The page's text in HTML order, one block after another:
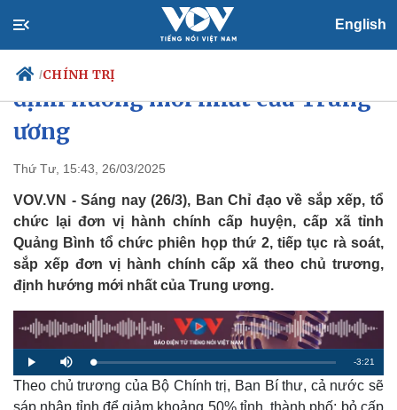
English
/CHÍNH TRỊ
Chính trị
Tổ chức nhân sự
Quốc hội
Nhận diện sự thật
Tin 24h
Dự báo thời tiết
Giáo dục
Dấu ấn VOV
Việc làm
Biển đảo
Quảng Bình: Sắp xếp xã theo
định hướng mới nhất của Trung
ương
Thứ Tư, 15:43, 26/03/2025
VOV.VN - Sáng nay (26/3), Ban Chỉ đạo về sắp xếp, tổ
chức lại đơn vị hành chính cấp huyện, cấp xã tỉnh
Quảng Bình tổ chức phiên họp thứ 2, tiếp tục rà soát,
sắp xếp đơn vị hành chính cấp xã theo chủ trương,
định hướng mới nhất của Trung ương.
P
l
a
y
M
u
t
e
L
o
a
d
R
e
-3:21
Theo chủ trương của Bộ Chính trị, Ban Bí thư, cả nước sẽ